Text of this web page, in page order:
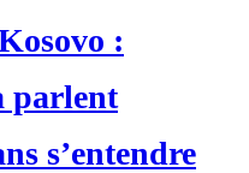
:
parlent
s’entendre